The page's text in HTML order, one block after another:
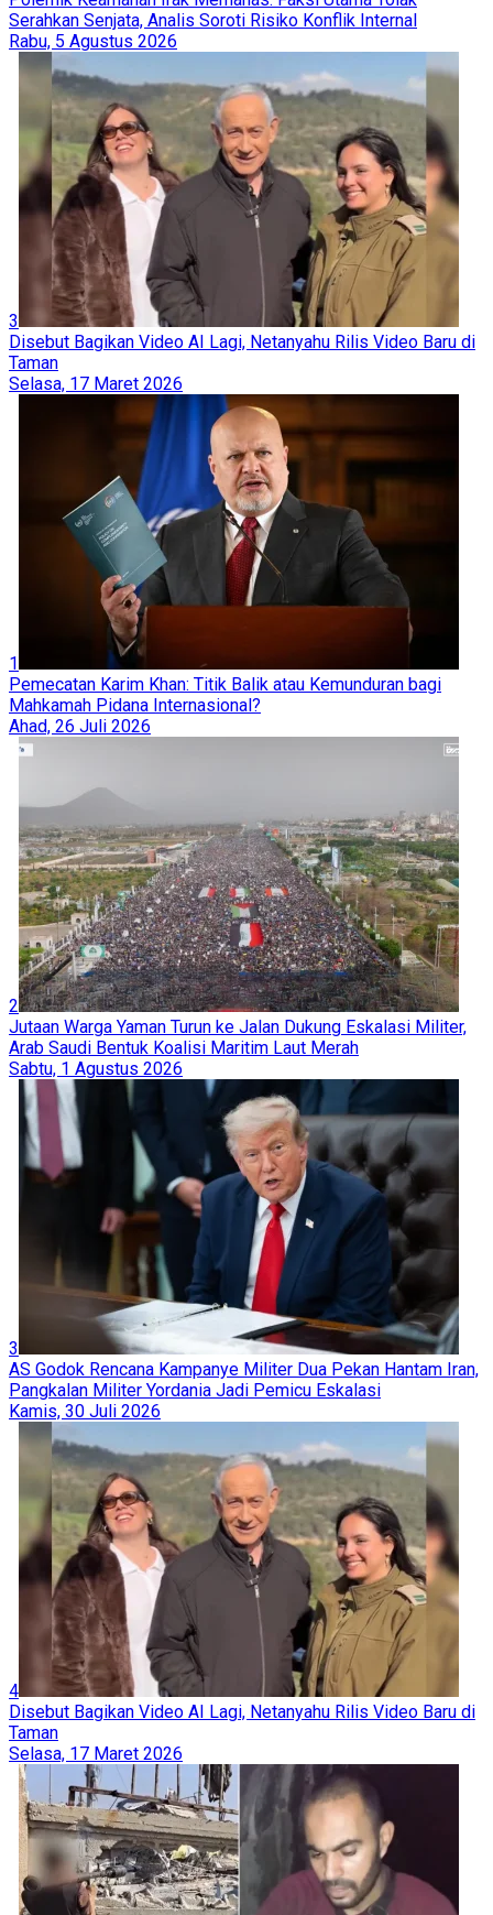
Serahkan Senjata, Analis Soroti Risiko Konflik Internal
Rabu, 5 Agustus 2026
3
Disebut Bagikan Video AI Lagi, Netanyahu Rilis Video Baru di
Taman
Selasa, 17 Maret 2026
1
Pemecatan Karim Khan: Titik Balik atau Kemunduran bagi
Mahkamah Pidana Internasional?
Ahad, 26 Juli 2026
2
Jutaan Warga Yaman Turun ke Jalan Dukung Eskalasi Militer,
Arab Saudi Bentuk Koalisi Maritim Laut Merah
Sabtu, 1 Agustus 2026
3
AS Godok Rencana Kampanye Militer Dua Pekan Hantam Iran,
Pangkalan Militer Yordania Jadi Pemicu Eskalasi
Kamis, 30 Juli 2026
4
Disebut Bagikan Video AI Lagi, Netanyahu Rilis Video Baru di
Taman
Selasa, 17 Maret 2026